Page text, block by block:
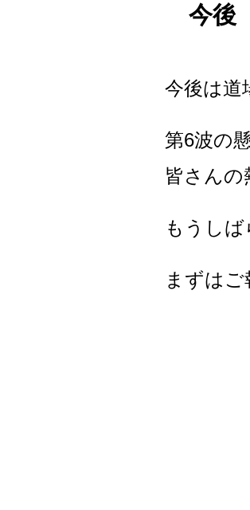
今後
今後は道
第6波の
皆さん
もうしば
まずは